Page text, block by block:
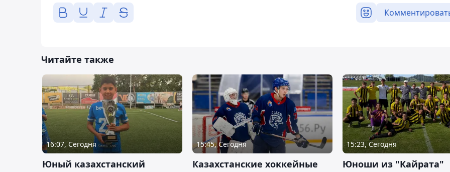
Читайте также
16:07, Сегодня
Юный казахстанский
15:45, Сегодня
Казахстанские хоккейные
15:23, Сегодня
Юноши из "Кайрата"